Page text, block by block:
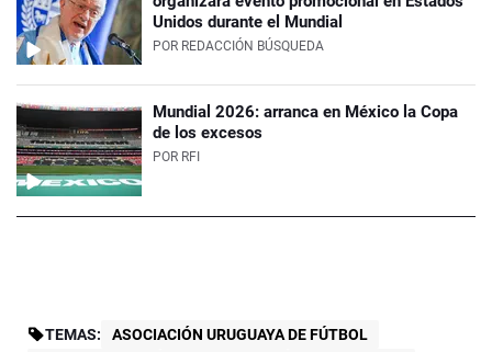
Unidos durante el Mundial
POR REDACCIÓN BÚSQUEDA
Mundial 2026: arranca en México la Copa
de los excesos
POR RFI
TEMAS:
ASOCIACIÓN URUGUAYA DE FÚTBOL